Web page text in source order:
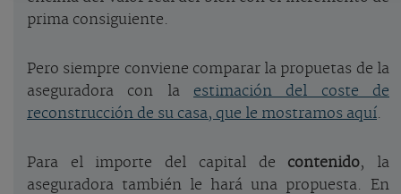
prima consiguiente.
Pero siempre conviene comparar la propuetas de la
aseguradora con la estimación del coste de
reconstrucción de su casa, que le mostramos aquí.
Para el importe del capital de contenido, la
aseguradora también le hará una propuesta. En